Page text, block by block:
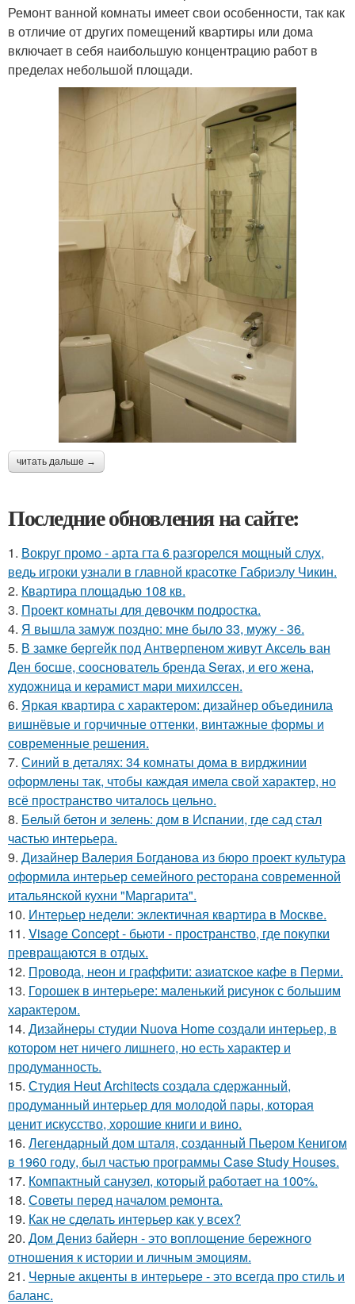
Ремонт ванной комнаты имеет свои особенности, так как
в отличие от других помещений квартиры или дома
включает в себя наибольшую концентрацию работ в
пределах небольшой площади.
читать дальше →
Последние обновления на сайте:
1. Вокруг промо - арта гта 6 разгорелся мощный слух,
ведь игроки узнали в главной красотке Габриэлу Чикин.
2. Квартира площадью 108 кв.
3. Проект комнаты для девочкм подростка.
4. Я вышла замуж поздно: мне было 33, мужу - 36.
5. В замке бергейк под Антверпеном живут Аксель ван
Ден босше, сооснователь бренда Serax, и его жена,
художница и керамист мари михилссен.
6. Яркая квартира с характером: дизайнер объединила
вишнёвые и горчичные оттенки, винтажные формы и
современные решения.
7. Синий в деталях: 34 комнаты дома в вирджинии
оформлены так, чтобы каждая имела свой характер, но
всё пространство читалось цельно.
8. Белый бетон и зелень: дом в Испании, где сад стал
частью интерьера.
9. Дизайнер Валерия Богданова из бюро проект культура
оформила интерьер семейного ресторана современной
итальянской кухни "Маргарита".
10. Интерьер недели: эклектичная квартира в Москве.
11. Visage Concept - бьюти - пространство, где покупки
превращаются в отдых.
12. Провода, неон и граффити: азиатское кафе в Перми.
13. Горошек в интерьере: маленький рисунок с большим
характером.
14. Дизайнеры студии Nuova Home создали интерьер, в
котором нет ничего лишнего, но есть характер и
продуманность.
15. Студия Heut Architects создала сдержанный,
продуманный интерьер для молодой пары, которая
ценит искусство, хорошие книги и вино.
16. Легендарный дом шталя, созданный Пьером Кенигом
в 1960 году, был частью программы Case Study Houses.
17. Компактный санузел, который работает на 100%.
18. Советы перед началом ремонта.
19. Как не сделать интерьер как у всех?
20. Дом Дениз байерн - это воплощение бережного
отношения к истории и личным эмоциям.
21. Черные акценты в интерьере - это всегда про стиль и
баланс.